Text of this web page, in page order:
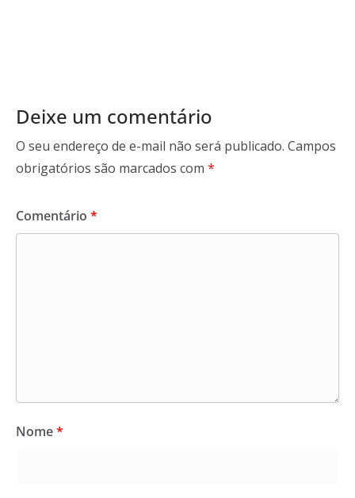
Deixe um comentário
O seu endereço de e-mail não será publicado. Campos
obrigatórios são marcados com *
Comentário *
Nome*